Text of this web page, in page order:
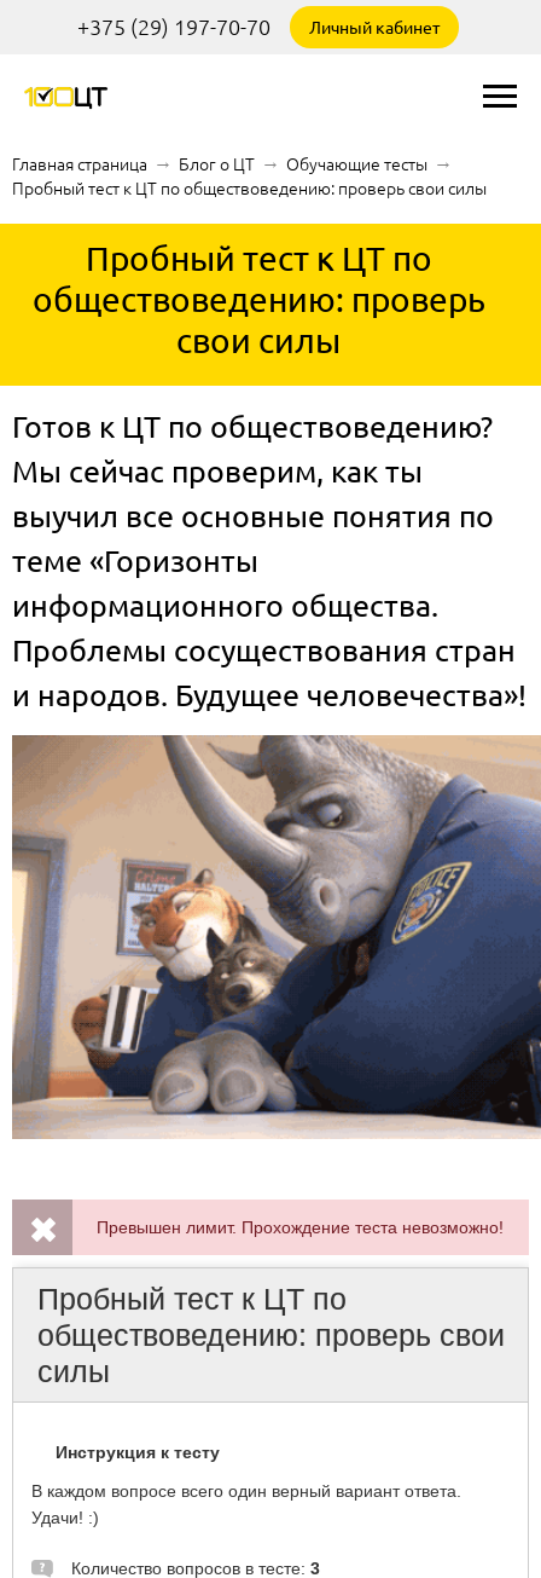
+375 (29) 197-70-70 Личный кабинет
Главная страница → Блог о ЦТ → Обучающие тесты →
Пробный тест к ЦТ по обществоведению: проверь свои силы
Пробный тест к ЦТ по
обществоведению: проверь
свои силы
Готов к ЦТ по обществоведению?
Мы сейчас проверим, как ты
выучил все основные понятия по
теме «Горизонты
информационного общества.
Проблемы сосуществования стран
и народов. Будущее человечества»!